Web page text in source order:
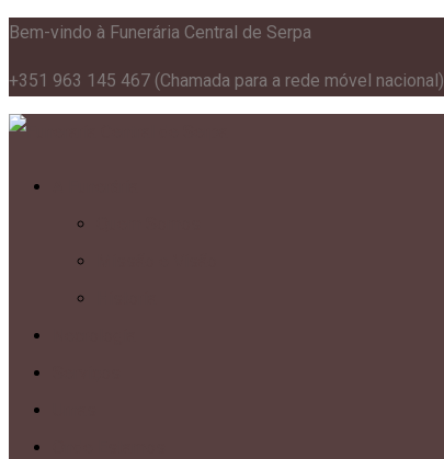
Bem-vindo à Funerária Central de Serpa
+351 963 145 467 (Chamada para a rede móvel nacional)